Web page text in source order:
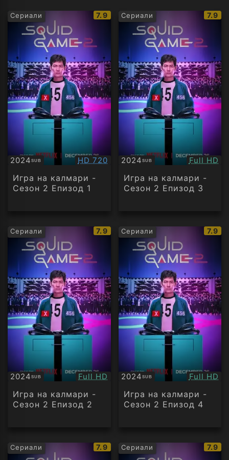
Сериали
IMDb
рейтинг:
7.9
2024SUB
Субтитри Качество:
HD 720
Игра на калмари -
Сезон 2 Епизод 1
Сериали
IMDb
7.9
2024SUB
Субтитри Full HD
Игра на калмари -
Сезон 2 Епизод 3
Сериали
IMDb
рейтинг:
7.9
2024SUB
Субтитри Качество:
Full HD
Игра на калмари -
Сезон 2 Епизод 2
Сериали
IMDb
7.9
2024SUB
Субтитри Full HD
Игра на калмари -
Сезон 2 Епизод 4
Сериали
IMDb
рейтинг:
7.9 Сериали
IMDb
7.9